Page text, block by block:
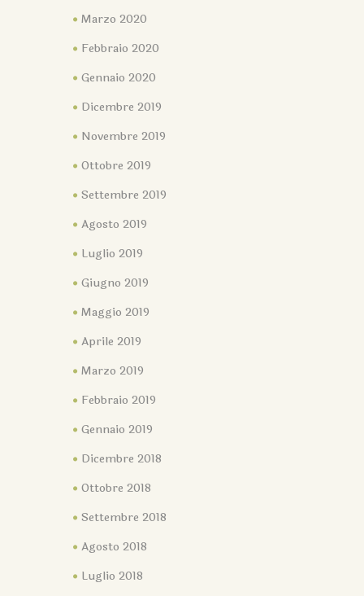
Marzo 2020
Febbraio 2020
Gennaio 2020
Dicembre 2019
Novembre 2019
Ottobre 2019
Settembre 2019
Agosto 2019
Luglio 2019
Giugno 2019
Maggio 2019
Aprile 2019
Marzo 2019
Febbraio 2019
Gennaio 2019
Dicembre 2018
Ottobre 2018
Settembre 2018
Agosto 2018
Luglio 2018